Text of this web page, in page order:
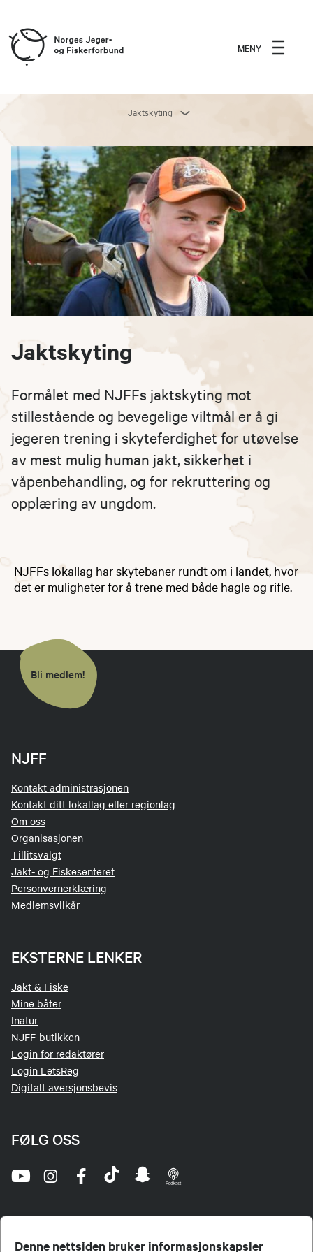
Denne nettsiden bruker informasjonskapsler
MENY
Jaktskyting
Jaktskyting
Formålet med NJFFs jaktskyting mot
stillestående og bevegelige viltmål er å gi
jegeren trening i skyteferdighet for utøvelse
av mest mulig human jakt, sikkerhet i
våpenbehandling, og for rekruttering og
opplæring av ungdom.
NJFFs lokallag har skytebaner rundt om i landet, hvor
det er muligheter for å trene med både hagle og rifle.
Bli medlem!
NJFF
Kontakt administrasjonen
Kontakt ditt lokallag eller regionlag
Om oss
Organisasjonen
Tillitsvalgt
Jakt- og Fiskesenteret
Personvernerklæring
Medlemsvilkår
EKSTERNE LENKER
Jakt & Fiske
Mine båter
Inatur
NJFF-butikken
Login for redaktører
Login LetsReg
Digitalt aversjonsbevis
FØLG OSS